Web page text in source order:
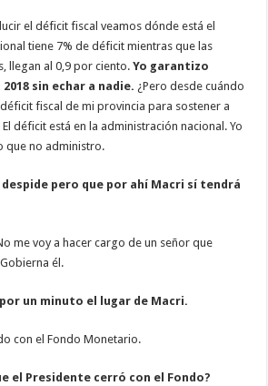
el déficit fiscal veamos dónde está el
tiene 7% de déficit mientras que las
llegan al 0,9 por ciento.Yo garantizo
sin echar a nadie. ¿Pero desde cuándo
fiscal de mi provincia para sostener a
déficit está en la administración nacional. Yo
que no administro.
pero que por ahí Macri sí tendrá
me voy a hacer cargo de un señor que
él.
un minuto el lugar de Macri.
con el Fondo Monetario.
el Presidente cerró con el Fondo?